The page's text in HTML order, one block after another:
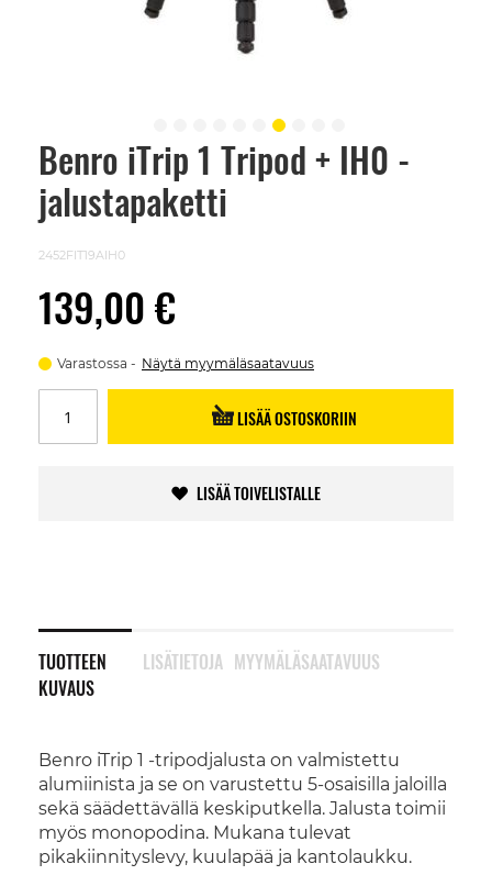
Benro iTrip 1 Tripod + IH0 -
jalustapaketti
2452FIT19AIH0
139,00 €
Varastossa Näytä myymäläsaatavuus
LISÄÄ OSTOSKORIIN
LISÄÄ TOIVELISTALLE
TUOTTEEN
KUVAUS
Benro iTrip 1 -tripodjalusta on valmistettu
alumiinista ja se on varustettu 5-osaisilla jaloilla
sekä säädettävällä keskiputkella. Jalusta toimii
myös monopodina. Mukana tulevat
pikakiinnityslevy, kuulapää ja kantolaukku.
LISÄTIETOJA MYYMÄLÄSAATAVUUS
Skip
beginning
images